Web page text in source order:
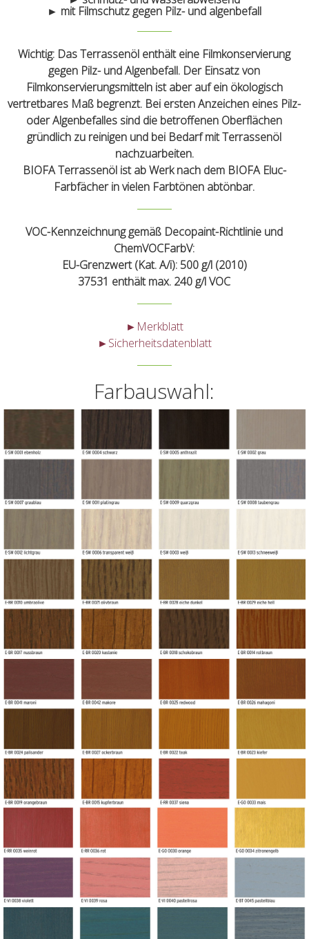
► mit Filmschutz gegen Pilz- und algenbefall
Wichtig: Das Terrassenöl enthält eine Filmkonservierung
gegen Pilz- und Algenbefall. Der Einsatz von
Filmkonservierungsmitteln ist aber auf ein ökologisch
vertretbares Maß begrenzt. Bei ersten Anzeichen eines Pilz-
oder Algenbefalles sind die betroffenen Oberflächen
gründlich zu reinigen und bei Bedarf mit Terrassenöl
nachzuarbeiten.
BIOFA Terrassenöl ist ab Werk nach dem BIOFA Eluc-
Farbfächer in vielen Farbtönen abtönbar.
VOC-Kennzeichnung gemäß Decopaint-Richtlinie und
ChemVOCFarbV:
EU-Grenzwert (Kat. A/i): 500 g/l (2010)
37531 enthält max. 240 g/l VOC
►Merkblatt
►Sicherheitsdatenblatt
Farbauswahl: